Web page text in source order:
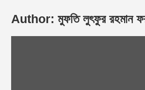
Author: মুফতি লুৎফুর রহমান